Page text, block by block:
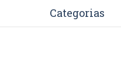
Categorias